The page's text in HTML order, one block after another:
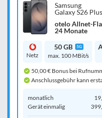
Samsung
Galaxy S26
otelo Allnet-
24 Monate
Netz
50 GB 5G
max. 100 MBit/s
50,00 € Bonus bei
Anschlussgebühr kann
monatlich
Gerät einmalig